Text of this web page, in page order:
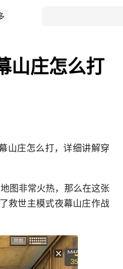
山庄怎么打
山庄怎么打，详细讲解穿
图非常火热，那么在这张
救世主模式夜幕山庄作战